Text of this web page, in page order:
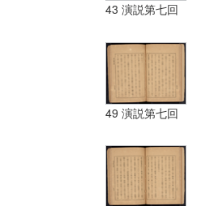
43 演説第七回
49 演説第七回